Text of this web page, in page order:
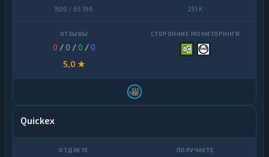
800 / 65 166 251 K
0 / 0 /0 /0
5,0 ★
Quickex